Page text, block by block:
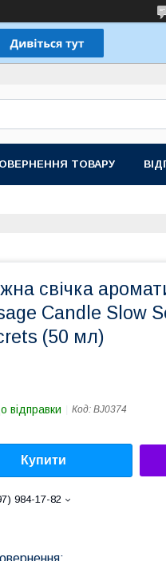
ТОВАРУ
свічка
Candle Slow
(50 мл)
відправки Код: BJ0374
Купити
984-17-82